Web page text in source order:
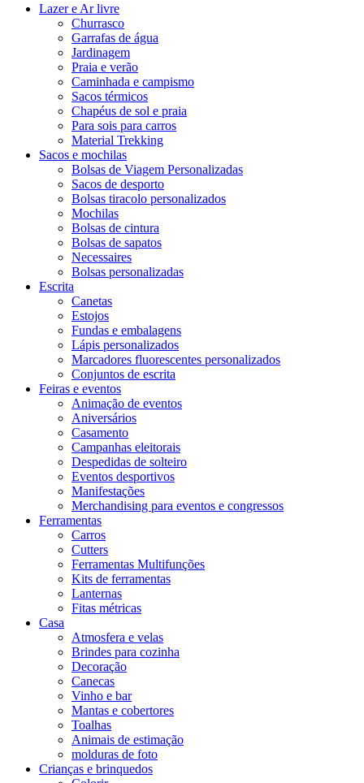
Lazer e Ar livre
Churrasco
Garrafas de água
Jardinagem
Praia e verão
Caminhada e campismo
Sacos térmicos
Chapéus de sol e praia
Para sois para carros
Material Trekking
Sacos e mochilas
Bolsas de Viagem Personalizadas
Sacos de desporto
Bolsas tiracolo personalizados
Mochilas
Bolsas de cintura
Bolsas de sapatos
Necessaires
Bolsas personalizadas
Escrita
Canetas
Estojos
Fundas e embalagens
Lápis personalizados
Marcadores fluorescentes personalizados
Conjuntos de escrita
Feiras e eventos
Animação de eventos
Aniversários
Casamento
Campanhas eleitorais
Despedidas de solteiro
Eventos desportivos
Manifestações
Merchandising para eventos e congressos
Ferramentas
Carros
Cutters
Ferramentas Multifunções
Kits de ferramentas
Lanternas
Fitas métricas
Casa
Atmosfera e velas
Brindes para cozinha
Decoração
Canecas
Vinho e bar
Mantas e cobertores
Toalhas
Animais de estimação
molduras de foto
Crianças e brinquedos